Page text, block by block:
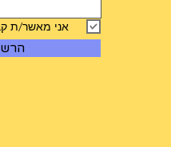
אני מאשר/ת